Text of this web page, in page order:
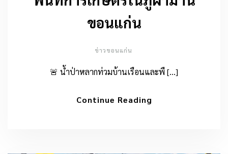
ขอนแก่น
ข่าวขอนแก่น
🚨 น้ำป่าหลากท่วมบ้านเรือนและพื […]
Continue Reading